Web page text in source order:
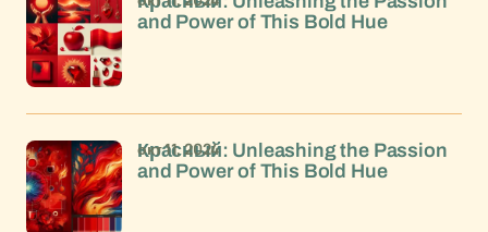
and Power of This Bold Hue
Красный: Unleashing the Passion
and Power of This Bold Hue
окт 11, 2024